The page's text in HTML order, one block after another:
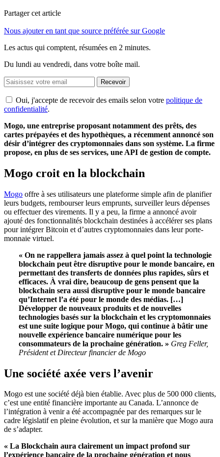
Partager cet article
Nous ajouter en tant que source préférée sur Google
Les actus qui comptent, résumées en 2 minutes.
Du lundi au vendredi, dans votre boîte mail.
Recevoir
Oui, j'accepte de recevoir des emails selon votre politique de
confidentialité.
Mogo, une entreprise proposant notamment des prêts, des
cartes prépayées et des hypothèques, a récemment annoncé son
désir d’intégrer des cryptomonnaies dans son système. La firme
propose, en plus de ses services, une API de gestion de compte.
Mogo croit en la blockchain
Mogo offre à ses utilisateurs une plateforme simple afin de planifier
leurs budgets, rembourser leurs emprunts, surveiller leurs dépenses
ou effectuer des virements. Il y a peu, la firme a annoncé avoir
ajouté des fonctionnalités blockchain destinées à accélérer ses plans
pour intégrer Bitcoin et d’autres cryptomonnaies dans leur porte-
monnaie virtuel.
« On ne rappellera jamais assez à quel point la technologie
blockchain peut être disruptive pour le monde bancaire, en
permettant des transferts de données plus rapides, sûrs et
efficaces. À vrai dire, beaucoup de gens pensent que la
blockchain sera aussi disruptive pour le monde bancaire
qu’Internet l’a été pour le monde des médias. […]
Développer de nouveaux produits et de nouvelles
technologies basés sur la blockchain et les cryptomonnaies
est une suite logique pour Mogo, qui continue à bâtir une
nouvelle expérience bancaire numérique pour les
consommateurs de la prochaine génération. » Greg Feller,
Président et Directeur financier de Mogo
Une société axée vers l’avenir
Mogo est une société déjà bien établie. Avec plus de 500 000 clients,
c’est une entité financière importante au Canada. L’annonce de
l’intégration à venir a été accompagnée par des remarques sur le
cadre législatif en pleine évolution, et sur la manière que Mogo aura
de s’adapter.
« La Blockchain aura clairement un impact profond sur
l’expérience bancaire de la prochaine génération et nous